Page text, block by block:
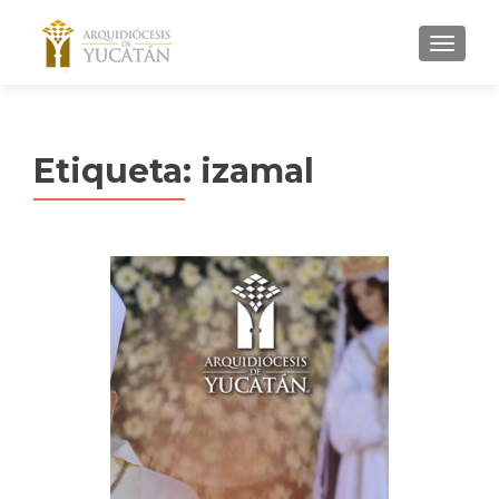
MENU
Etiqueta: izamal